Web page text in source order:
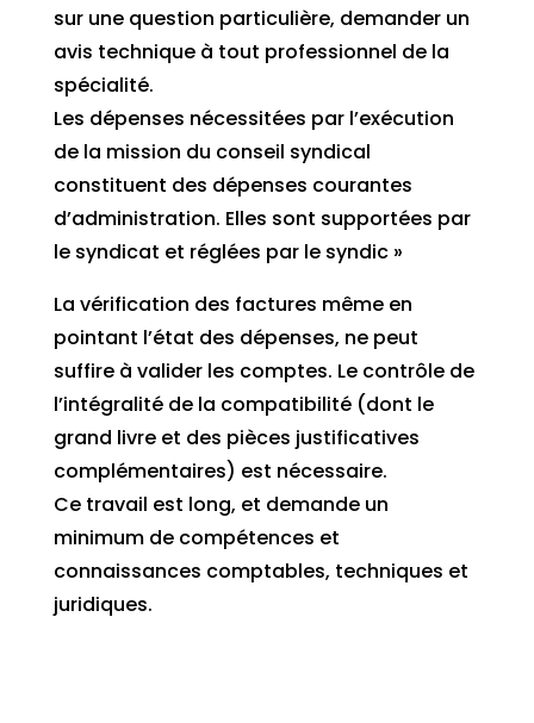
sur une question particulière, demander un
avis technique à tout professionnel de la
spécialité.
Les dépenses nécessitées par l’exécution
de la mission du conseil syndical
constituent des dépenses courantes
d’administration. Elles sont supportées par
le syndicat et réglées par le syndic »
La vérification des factures même en
pointant l’état des dépenses, ne peut
suffire à valider les comptes. Le contrôle de
l’intégralité de la compatibilité (dont le
grand livre et des pièces justificatives
complémentaires) est nécessaire.
Ce travail est long, et demande un
minimum de compétences et
connaissances comptables, techniques et
juridiques.